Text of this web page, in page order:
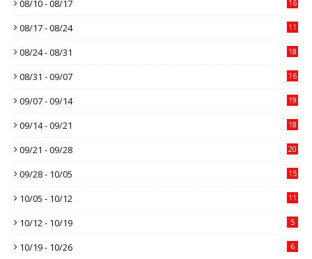
08/10 - 08/17 16
08/17 - 08/24 11
08/24 - 08/31 18
08/31 - 09/07 16
09/07 - 09/14 19
09/14 - 09/21 18
09/21 - 09/28 20
09/28 - 10/05 15
10/05 - 10/12 11
10/12 - 10/19 5
10/19 - 10/26 6